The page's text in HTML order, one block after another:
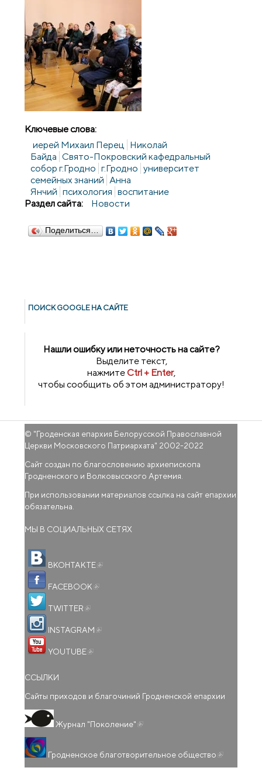
Ключевые слова:
иерей Михаил Перец Николай
Байда Свято-Покровский кафедральный
собор г.Гродно г.Гродно университет
семейных знаний Анна
Янчий психология воспитание
Раздел сайта:
Новости
Поделиться…
ПОИСК GOОGLE НА САЙТЕ
Нашли ошибку или неточность на сайте?
Выделите текст,
нажмитеCtrl + Enter,
чтобы сообщить об этом администратору!
© "Гроденская епархия Белорусской Православной
Церкви Московского Патриархата" 2002-2022
Сайт создан по благословению архиепископа
Гродненского и Волковысского Артемия.
При использовании материалов ссылка на сайт епархии
обязательна.
МЫ В СОЦИАЛЬНЫХ СЕТЯХ
ВКОНТАКТЕ
FACEBOOK
TWITTER
INSTAGRAM
YOUTUBE
ССЫЛКИ
Сайты приходов и благочиний Гродненской епархии
Журнал "Поколение"
Гродненское благотворительное общество ссылка)